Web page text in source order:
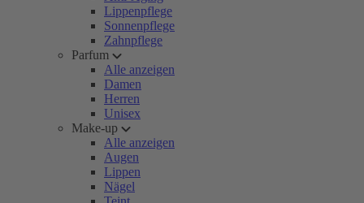
Lippenpflege
Sonnenpflege
Zahnpflege
Parfum
Alle anzeigen
Damen
Herren
Unisex
Make-up
Alle anzeigen
Augen
Lippen
Nägel